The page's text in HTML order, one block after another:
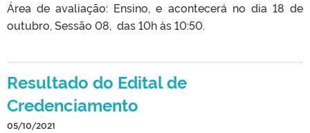
Área de avaliação: Ensino, e acontecerá no dia 18 de
outubro, Sessão 08, das 10h às 10:50.
Resultado do Edital de
Credenciamento
05/10/2021